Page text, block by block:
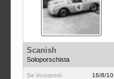
Scanish
Soloporschista
Se incorporó:
16/8/10